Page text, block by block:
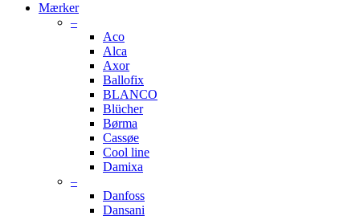
Mærker
–
Aco
Alca
Axor
Ballofix
BLANCO
Blücher
Børma
Cassøe
Cool line
Damixa
–
Danfoss
Dansani